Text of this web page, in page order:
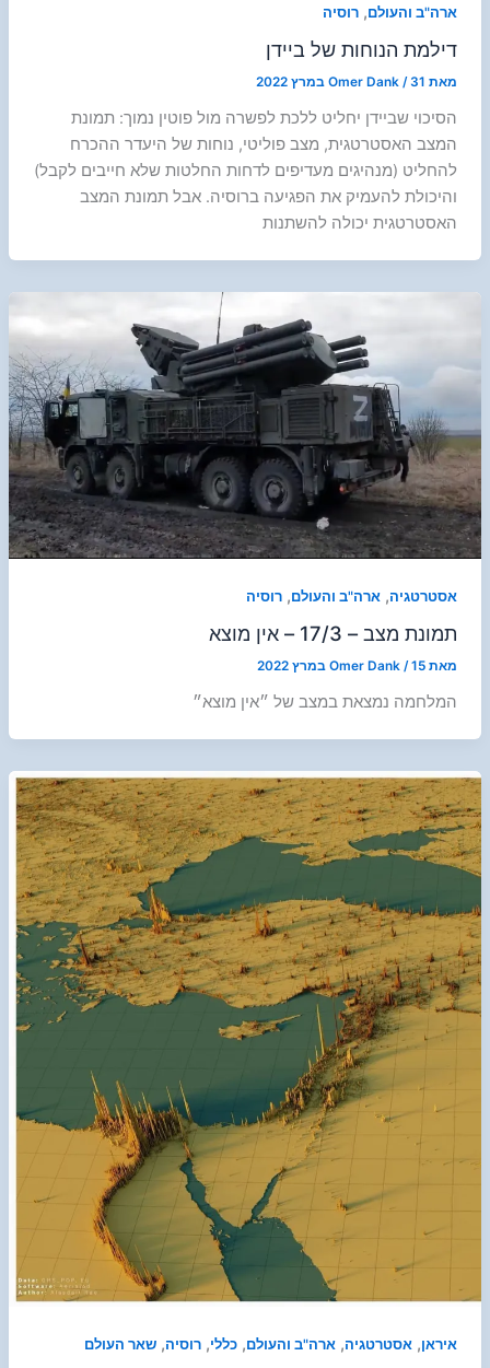
ארה"ב והעולם, רוסיה
דילמת הנוחות של ביידן
מאת Omer Dank/31 במרץ 2022
הסיכוי שביידן יחליט ללכת לפשרה מול פוטין נמוך: תמונת
המצב האסטרטגית, מצב פוליטי, נוחות של היעדר ההכרח
להחליט (מנהיגים מעדיפים לדחות החלטות שלא חייבים לקבל)
והיכולת להעמיק את הפגיעה ברוסיה. אבל תמונת המצב
האסטרטגית יכולה להשתנות
אסטרטגיה, ארה"ב והעולם, רוסיה
תמונת מצב – 17/3 – אין מוצא
מאת Omer Dank/15 במרץ 2022
המלחמה נמצאת במצב של ״אין מוצא״
איראן, אסטרטגיה, ארה"ב והעולם, כללי, רוסיה, שאר העולם